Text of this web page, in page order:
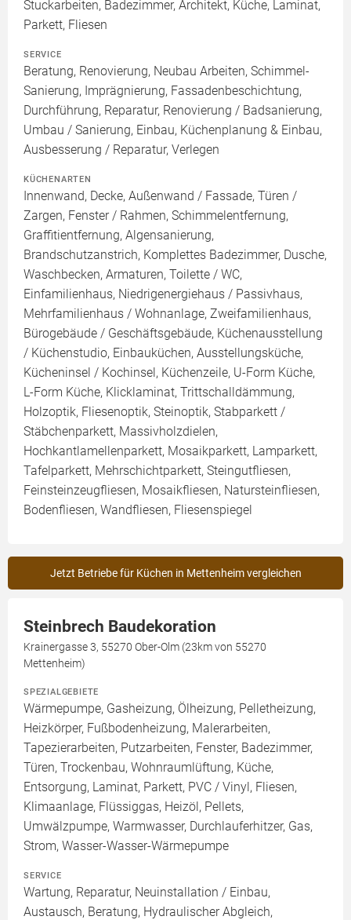
Stuckarbeiten, Badezimmer, Architekt, Küche, Laminat,
Parkett, Fliesen
SERVICE
Beratung, Renovierung, Neubau Arbeiten, Schimmel-
Sanierung, Imprägnierung, Fassadenbeschichtung,
Durchführung, Reparatur, Renovierung / Badsanierung,
Umbau / Sanierung, Einbau, Küchenplanung & Einbau,
Ausbesserung / Reparatur, Verlegen
KÜCHENARTEN
Innenwand, Decke, Außenwand / Fassade, Türen /
Zargen, Fenster / Rahmen, Schimmelentfernung,
Graffitientfernung, Algensanierung,
Brandschutzanstrich, Komplettes Badezimmer, Dusche,
Waschbecken, Armaturen, Toilette / WC,
Einfamilienhaus, Niedrigenergiehaus / Passivhaus,
Mehrfamilienhaus / Wohnanlage, Zweifamilienhaus,
Bürogebäude / Geschäftsgebäude, Küchenausstellung
/ Küchenstudio, Einbauküchen, Ausstellungsküche,
Kücheninsel / Kochinsel, Küchenzeile, U-Form Küche,
L-Form Küche, Klicklaminat, Trittschalldämmung,
Holzoptik, Fliesenoptik, Steinoptik, Stabparkett /
Stäbchenparkett, Massivholzdielen,
Hochkantlamellenparkett, Mosaikparkett, Lamparkett,
Tafelparkett, Mehrschichtparkett, Steingutfliesen,
Feinsteinzeugfliesen, Mosaikfliesen, Natursteinfliesen,
Bodenfliesen, Wandfliesen, Fliesenspiegel
Jetzt Betriebe für Küchen in Mettenheim vergleichen
Steinbrech Baudekoration
Krainergasse 3, 55270 Ober-Olm (23km von 55270
Mettenheim)
SPEZIALGEBIETE
Wärmepumpe, Gasheizung, Ölheizung, Pelletheizung,
Heizkörper, Fußbodenheizung, Malerarbeiten,
Tapezierarbeiten, Putzarbeiten, Fenster, Badezimmer,
Türen, Trockenbau, Wohnraumlüftung, Küche,
Entsorgung, Laminat, Parkett, PVC / Vinyl, Fliesen,
Klimaanlage, Flüssiggas, Heizöl, Pellets,
Umwälzpumpe, Warmwasser, Durchlauferhitzer, Gas,
Strom, Wasser-Wasser-Wärmepumpe
SERVICE
Wartung, Reparatur, Neuinstallation / Einbau,
Austausch, Beratung, Hydraulischer Abgleich,